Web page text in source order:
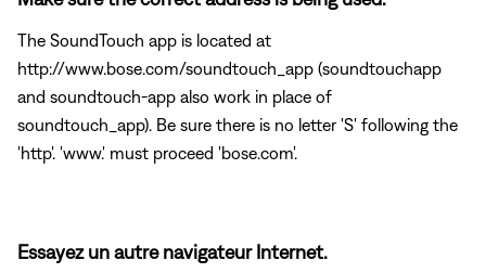
The SoundTouch app is located at
http://www.bose.com/soundtouch_app (soundtouchapp
and soundtouch-app also work in place of
soundtouch_app). Be sure there is no letter 'S' following the
'http'. 'www.' must proceed 'bose.com'.
Essayez un autre navigateur Internet.